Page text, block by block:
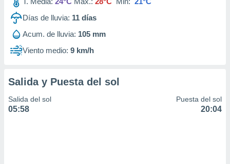
de
1199
Días de lluvia: 11 días
Acum. de lluvia: 105 mm
Viento medio: 9 km/h
Salida y Puesta del sol
Salida del sol
05:58
Puesta del sol
20:04